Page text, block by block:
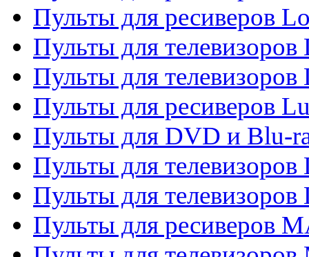
Пульты для ресиверов
Пульты для телевизоров
Пульты для
Пульты для ресиверов
Пульты для DVD и Blu-
Пульты для телевизоров
Пульты для телевизоров
Пульты для ресиверов